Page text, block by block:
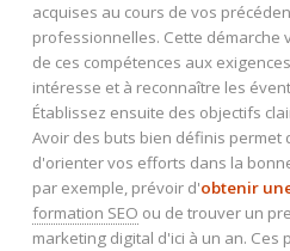
acquises au cours de vos
professionnelles. Cette démarche
de ces compétences aux
intéresse et à reconnaître les
Établissez ensuite des objectifs
Avoir des buts bien définis permet
d'orienter vos efforts dans la
par exemple, prévoir d'obtenir
formation SEO ou de trouver un
marketing digital d'ici à un an. Ces